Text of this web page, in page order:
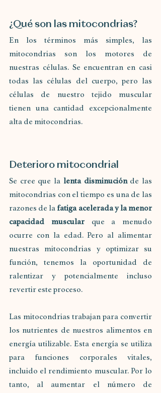
¿Qué son las mitocondrias?
En los términos más simples, las
mitocondrias son los motores de
nuestras células. Se encuentran en casi
todas las células del cuerpo, pero las
células de nuestro tejido muscular
tienen una cantidad excepcionalmente
alta de mitocondrias.
Deterioro mitocondrial
Se cree que la lenta disminución de las
mitocondrias con el tiempo es una de las
razones de la fatiga acelerada y la menor
capacidad muscular que a menudo
ocurre con la edad. Pero al alimentar
nuestras mitocondrias y optimizar su
función, tenemos la oportunidad de
ralentizar y potencialmente incluso
revertir este proceso.
Las mitocondrias trabajan para convertir
los nutrientes de nuestros alimentos en
energía utilizable. Esta energía se utiliza
para funciones corporales vitales,
incluido el rendimiento muscular. Por lo
tanto, al aumentar el número de